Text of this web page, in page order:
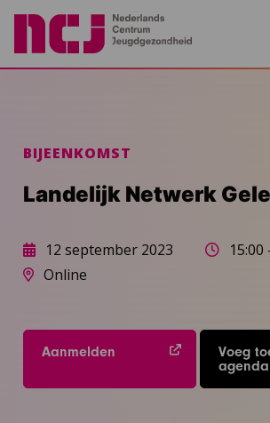
BIJEENKOMST
Landelijk Netwerk
12 september 2023
15:00
Online
Aanmelden
Voeg
agenda